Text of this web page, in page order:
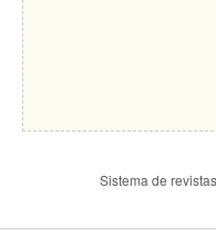
Sistema de